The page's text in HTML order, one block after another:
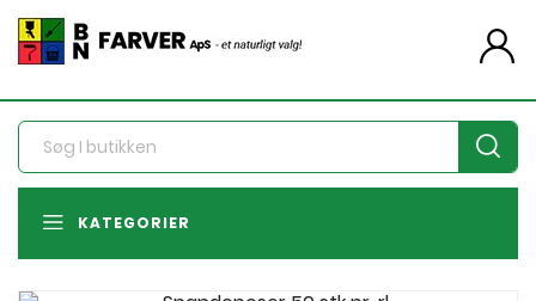
person
KATEGORIER